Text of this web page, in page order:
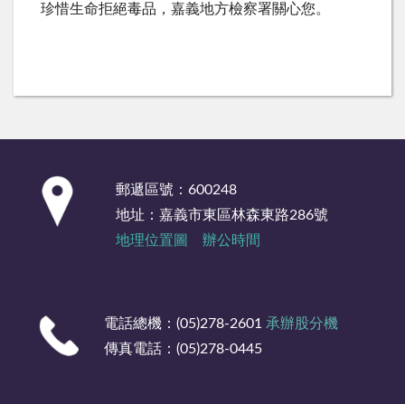
珍惜生命拒絕毒品，嘉義地方檢察署關心您。
郵遞區號：600248
地址：嘉義市東區林森東路286號
地理位置圖
辦公時間
電話總機：(05)278-2601 承辦股分機
傳真電話：(05)278-0445